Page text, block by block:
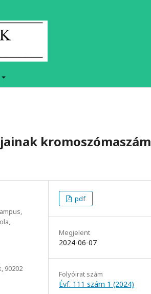
kromoszómaszám
90202
pdf
Megjelent
2024-06-07
Folyóirat szám
Évf. 111 szám 1 (2024)